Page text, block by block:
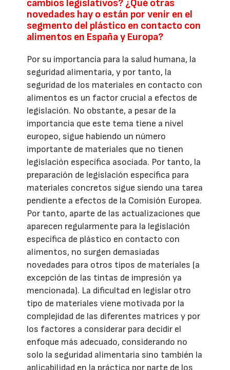
cambios legislativos? ¿Qué otras
novedades hay o están por venir en el
segmento del plástico en contacto con
alimentos en España y Europa?
Por su importancia para la salud humana, la
seguridad alimentaria, y por tanto, la
seguridad de los materiales en contacto con
alimentos es un factor crucial a efectos de
legislación. No obstante, a pesar de la
importancia que este tema tiene a nivel
europeo, sigue habiendo un número
importante de materiales que no tienen
legislación específica asociada. Por tanto, la
preparación de legislación específica para
materiales concretos sigue siendo una tarea
pendiente a efectos de la Comisión Europea.
Por tanto, aparte de las actualizaciones que
aparecen regularmente para la legislación
específica de plástico en contacto con
alimentos, no surgen demasiadas
novedades para otros tipos de materiales (a
excepción de las tintas de impresión ya
mencionada). La dificultad en legislar otro
tipo de materiales viene motivada por la
complejidad de las diferentes matrices y por
los factores a considerar para decidir el
enfoque más adecuado, considerando no
solo la seguridad alimentaria sino también la
aplicabilidad en la práctica por parte de los